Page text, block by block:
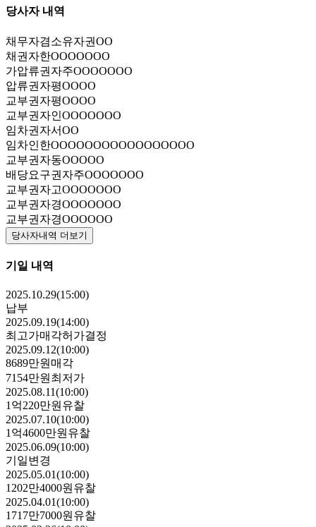
당사자 내역
채무자겸소유자권OO
채권자한OOOOOOO
가압류권자주OOOOOOO
압류권자평OOOO
교부권자평OOOO
교부권자인OOOOOOO
임차권자서OO
임차인한OOOOOOOOOOOOOOOOO
교부권자동OOOOO
배당요구권자주OOOOOOO
교부권자고OOOOOOO
교부권자경OOOOOOO
교부권자경OOOOOO
당사자내역 더보기
기일 내역
2025.10.29(15:00)
납부
2025.09.19(14:00)
최고가매각허가결정
2025.09.12(10:00)
8689만원 매각
7154만원 최저가
2025.08.11(10:00)
1억220만원 유찰
2025.07.10(10:00)
1억4600만원 유찰
2025.06.09(10:00)
기일변경
2025.05.01(10:00)
1202만4000원 유찰
2025.04.01(10:00)
1717만7000원 유찰